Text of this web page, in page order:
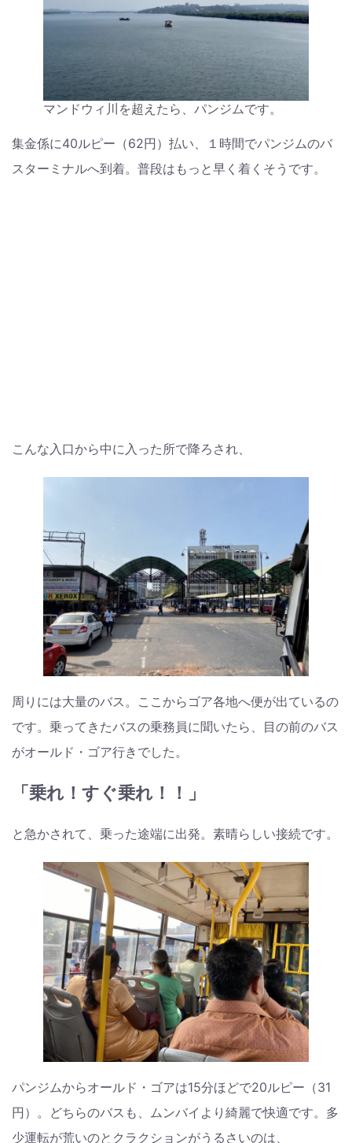
マンドウィ川を超えたら、パンジムです。
集金係に40ルピー（62円）払い、１時間でパンジムのバ
スターミナルへ到着。普段はもっと早く着くそうです。
こんな入口から中に入った所で降ろされ、
周りには大量のバス。ここからゴア各地へ便が出ているの
です。乗ってきたバスの乗務員に聞いたら、目の前のバス
がオールド・ゴア行きでした。
「乗れ！すぐ乗れ！！」
と急かされて、乗った途端に出発。素晴らしい接続です。
パンジムからオールド・ゴアは15分ほどで20ルピー（31
円）。どちらのバスも、ムンバイより綺麗で快適です。多
少運転が荒いのとクラクションがうるさいのは、